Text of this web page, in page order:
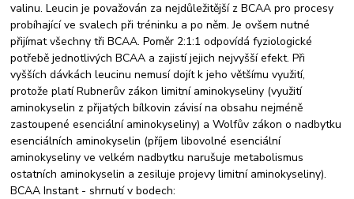
valinu. Leucin je považován za nejdůležitější z BCAA pro procesy
probíhající ve svalech při tréninku a po něm. Je ovšem nutné
přijímat všechny tři BCAA. Poměr 2:1:1 odpovídá fyziologické
potřebě jednotlivých BCAA a zajistí jejich nejvyšší efekt. Při
vyšších dávkách leucinu nemusí dojít k jeho většímu využití,
protože platí Rubnerův zákon limitní aminokyseliny (využití
aminokyselin z přijatých bílkovin závisí na obsahu nejméně
zastoupené esenciální aminokyseliny) a Wolfův zákon o nadbytku
esenciálních aminokyselin (příjem libovolné esenciální
aminokyseliny ve velkém nadbytku narušuje metabolismus
ostatních aminokyselin a zesiluje projevy limitní aminokyseliny).
BCAA Instant - shrnutí v bodech: